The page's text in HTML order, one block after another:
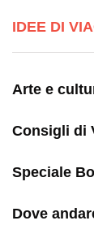
IDEE DI
Arte e
Consigli di
Speciale
Dove